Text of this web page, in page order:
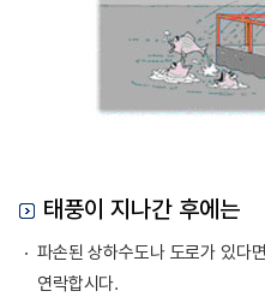
태풍이 지나간 후에는
파손된 상하수도나 도로가 있다
연락합시다.